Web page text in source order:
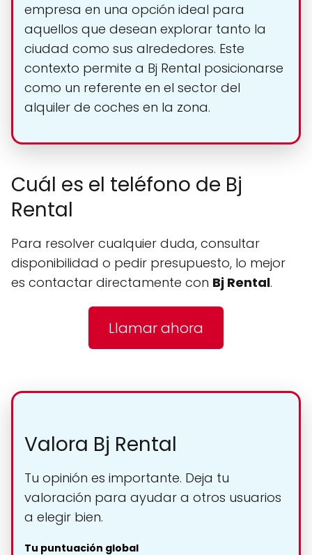
empresa en una opción ideal para
aquellos que desean explorar tanto la
ciudad como sus alrededores. Este
contexto permite a Bj Rental posicionarse
como un referente en el sector del
alquiler de coches en la zona.
Cuál es el teléfono de Bj
Rental
Para resolver cualquier duda, consultar
disponibilidad o pedir presupuesto, lo mejor
es contactar directamente con Bj Rental.
Llamar ahora
Valora Bj Rental
Tu opinión es importante. Deja tu
valoración para ayudar a otros usuarios
a elegir bien.
Tu puntuación global